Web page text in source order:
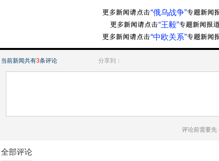
“俄乌战争”
“王毅”
“中欧关系”
当前新闻共有3条评论 分享到：
评论前需要先
全部评论